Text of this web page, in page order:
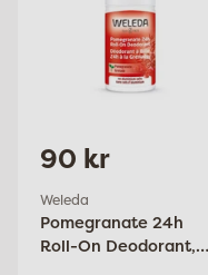
90 kr
Weleda
Pomegranate 24h
Roll-On Deodorant,